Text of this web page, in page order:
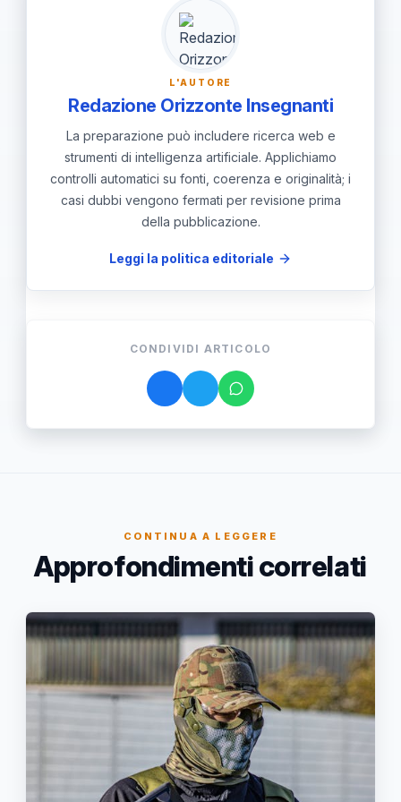
influenzato la valutazione di pericolo.
La Polizia ha denunciato per porto di
armi od oggetti atti ad offendere e il
procedimento è affidato alla Procura
per i Minorenni di Napoli.
L'AUTORE
Redazione Orizzonte Insegnanti
La preparazione può includere ricerca web e
strumenti di intelligenza artificiale. Applichiamo
controlli automatici su fonti, coerenza e originalità; i
casi dubbi vengono fermati per revisione prima
della pubblicazione.
Leggi la politica editoriale
CONDIVIDI ARTICOLO
CONTINUA A LEGGERE
Approfondimenti correlati